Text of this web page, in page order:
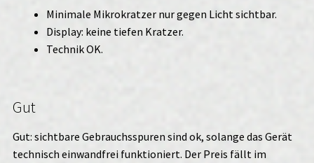
Minimale Mikrokratzer nur gegen Licht sichtbar.
Display: keine tiefen Kratzer.
Technik OK.
Gut
Gut: sichtbare Gebrauchsspuren sind ok, solange das Gerät
technisch einwandfrei funktioniert. Der Preis fällt im